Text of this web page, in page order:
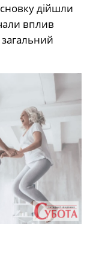
дійшли
вплив